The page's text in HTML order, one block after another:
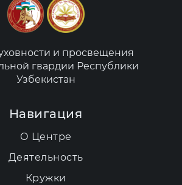
и просвещения
гвардии Республики
Узбекистан
Навигация
О Центре
Деятельность
Кружки